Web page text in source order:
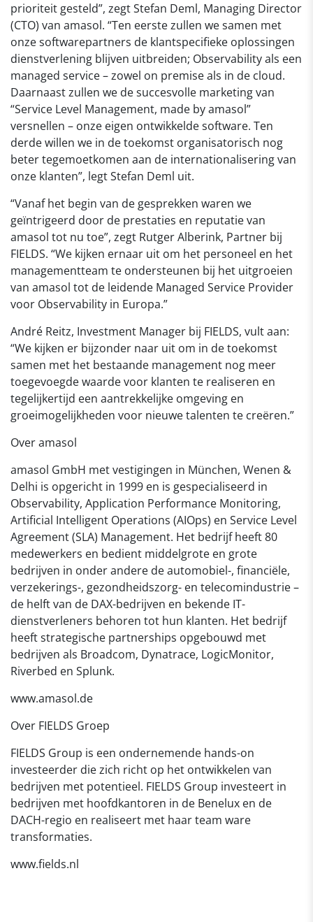
prioriteit gesteld”, zegt Stefan Deml, Managing Director
(CTO) van amasol. “Ten eerste zullen we samen met
onze softwarepartners de klantspecifieke oplossingen
dienstverlening blijven uitbreiden; Observability als een
managed service – zowel on premise als in de cloud.
Daarnaast zullen we de succesvolle marketing van
“Service Level Management, made by amasol”
versnellen – onze eigen ontwikkelde software. Ten
derde willen we in de toekomst organisatorisch nog
beter tegemoetkomen aan de internationalisering van
onze klanten”, legt Stefan Deml uit.
“Vanaf het begin van de gesprekken waren we
geïntrigeerd door de prestaties en reputatie van
amasol tot nu toe”, zegt Rutger Alberink, Partner bij
FIELDS. “We kijken ernaar uit om het personeel en het
managementteam te ondersteunen bij het uitgroeien
van amasol tot de leidende Managed Service Provider
voor Observability in Europa.”
André Reitz, Investment Manager bij FIELDS, vult aan:
“We kijken er bijzonder naar uit om in de toekomst
samen met het bestaande management nog meer
toegevoegde waarde voor klanten te realiseren en
tegelijkertijd een aantrekkelijke omgeving en
groeimogelijkheden voor nieuwe talenten te creëren.”
Over amasol
amasol GmbH met vestigingen in München, Wenen &
Delhi is opgericht in 1999 en is gespecialiseerd in
Observability, Application Performance Monitoring,
Artificial Intelligent Operations (AIOps) en Service Level
Agreement (SLA) Management. Het bedrijf heeft 80
medewerkers en bedient middelgrote en grote
bedrijven in onder andere de automobiel-, financiële,
verzekerings-, gezondheidszorg- en telecomindustrie –
de helft van de DAX-bedrijven en bekende IT-
dienstverleners behoren tot hun klanten. Het bedrijf
heeft strategische partnerships opgebouwd met
bedrijven als Broadcom, Dynatrace, LogicMonitor,
Riverbed en Splunk.
www.amasol.de
Over FIELDS Groep
FIELDS Group is een ondernemende hands-on
investeerder die zich richt op het ontwikkelen van
bedrijven met potentieel. FIELDS Group investeert in
bedrijven met hoofdkantoren in de Benelux en de
DACH-regio en realiseert met haar team ware
transformaties.
www.fields.nl